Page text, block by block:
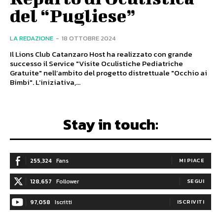
del “Pugliese”
LA REDAZIONE - 18 OTTOBRE 2024
Il Lions Club Catanzaro Host ha realizzato con grande
successo il Service "Visite Oculistiche Pediatriche
Gratuite" nell’ambito del progetto distrettuale "Occhio ai
Bimbi". L’iniziativa,...
Stay in touch:
255,324 Fans MI PIACE
128,657 Follower SEGUI
97,058 Iscritti ISCRIVITI